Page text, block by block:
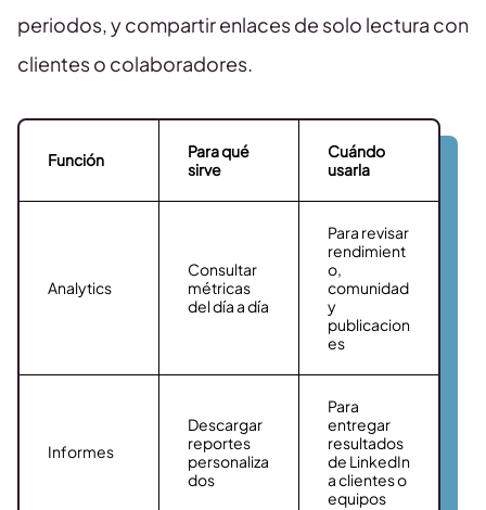
periodos, y compartir enlaces de solo lectura con
clientes o colaboradores.
Función
Para qué
sirve
Cuándo
usarla
Analytics
Consultar
métricas
del día a día
Para revisar
rendimient
o,
comunidad
y
publicacion
es
Informes
Descargar
reportes
personaliza
dos
Para
entregar
resultados
de LinkedIn
a clientes o
equipos